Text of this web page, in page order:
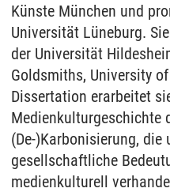
Künste München und
Universität Lüneburg.
der Universität
Goldsmiths, University
Dissertation erarbeitet
Medienkulturgeschichte
(De-)Karbonisierung,
gesellschaftliche
medienkulturell